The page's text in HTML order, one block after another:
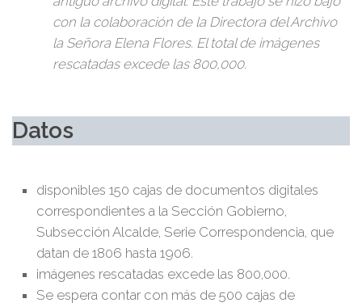
con la colaboración de la Directora del Archivo
la Señora Elena Flores. El total de imágenes
rescatadas excede las 800,000.
Datos
disponibles 150 cajas de documentos digitales
correspondientes a la Sección Gobierno,
Subsección Alcalde, Serie Correspondencia, que
datan de 1806 hasta 1906.
imágenes rescatadas excede las 800,000.
Se espera contar con más de 500 cajas de